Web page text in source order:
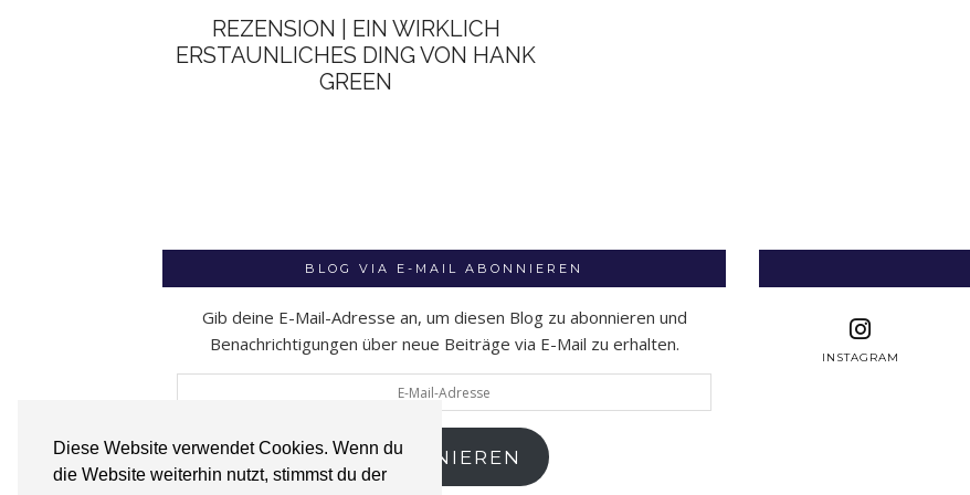
Diese Website verwendet Cookies. Wenn du
die Website weiterhin nutzt, stimmst du der
REZENSION | EIN WIRKLICH
ERSTAUNLICHES DING VON HANK
GREEN
BLOG VIA E-MAIL ABONNIEREN
Gib deine E-Mail-Adresse an, um diesen Blog zu abonnieren und
Benachrichtigungen über neue Beiträge via E-Mail zu erhalten.
Adresse
ABONNIEREN
INSTAGRAM